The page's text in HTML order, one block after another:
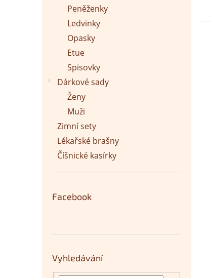
Peněženky
Ledvinky
Opasky
Etue
Spisovky
Dárkové sady
Ženy
Muži
Zimní sety
Lékařské brašny
Číšnické kasírky
Facebook
Vyhledávání